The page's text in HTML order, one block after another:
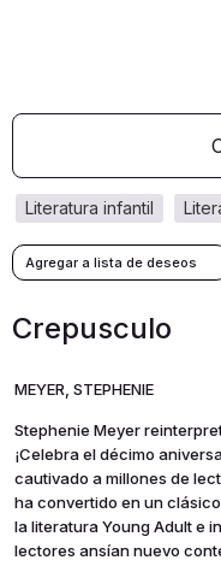
literatura infantil
Crepusculo
MEYER, STEPHENIE
Stephenie Meyer
¡Celebra el décimo
cautivado a millones de
ha convertido en un
la literatura Young Adult e
lectores ansían nuevo